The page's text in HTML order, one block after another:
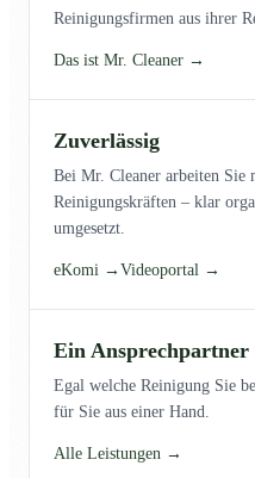
Reinigungsfirmen aus ihrer
Das ist Mr. Cleaner →
Zuverlässig
Bei Mr. Cleaner arbeiten Sie
Reinigungskräften – klar
umgesetzt.
eKomi → Videoportal →
Ein Ansprechpartner
Egal welche Reinigung Sie
für Sie aus einer Hand.
Alle Leistungen →